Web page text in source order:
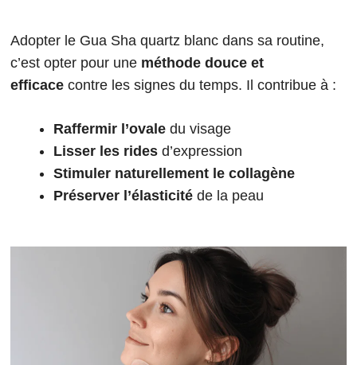
Adopter le Gua Sha quartz blanc dans sa routine,
c’est opter pour une méthode douce et
efficace contre les signes du temps. Il contribue à :
Raffermir l’ovale du visage
Lisser les rides d’expression
Stimuler naturellement le collagène
Préserver l’élasticité de la peau